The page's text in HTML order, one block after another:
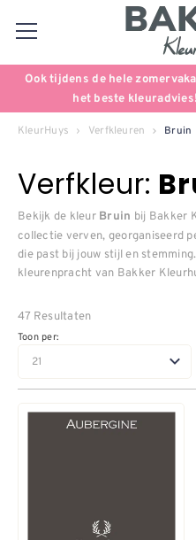
Ook tijdens de hele
het beste
KleurHuys Verfkleuren Bruin
Verfkleur:
Bekijk de kleur Bruin bij Bakker
collectie verven, georganiseerd
die past bij jouw stijl en
kleurenpracht van Bakker
47 Resultaten
Toon per: